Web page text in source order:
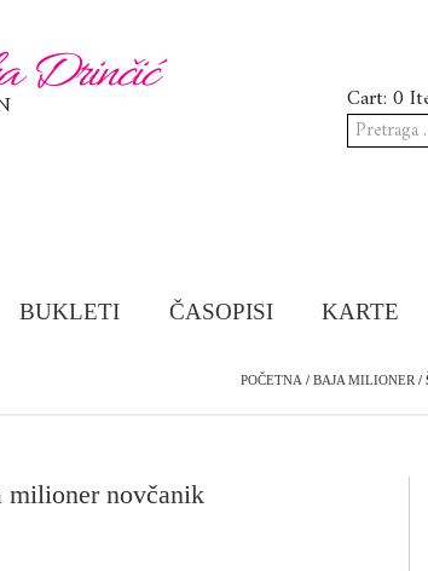
Drinčić Cart: 0
Pretraga
za:
BUKLETI ČASOPISI KARTE
POČETNA / BAJA MILIONER /
milioner novčanik